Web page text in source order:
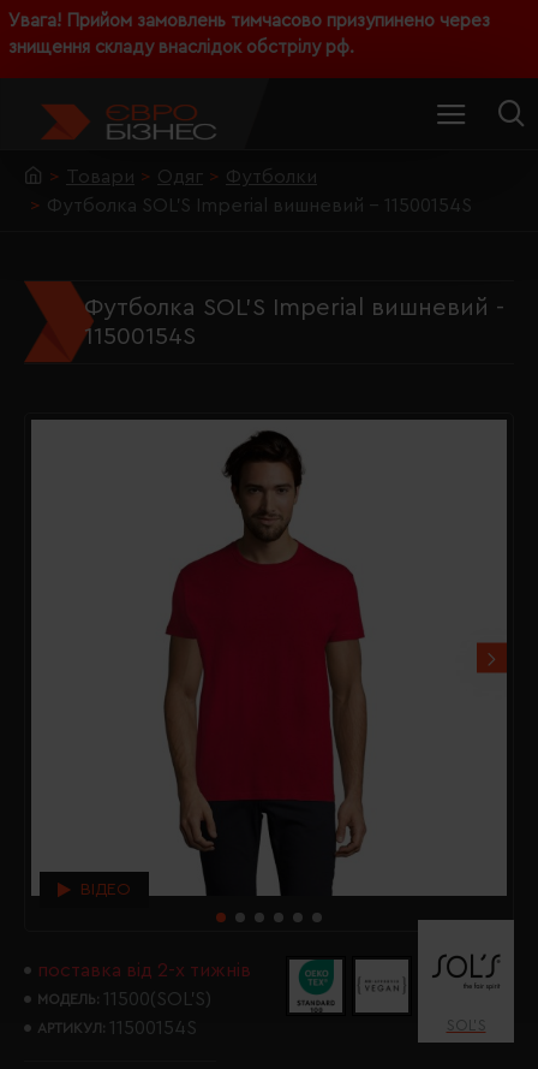
Увага! Прийом замовлень тимчасово призупинено через
знищення складу внаслідок обстрілу рф.
Товари Одяг
Футболки
Футболка SOL'S Imperial вишневий - 11500154S
Футболка SOL'S Imperial вишневий -
11500154S
ВІДЕО
поставка від 2-х тижнів
МОДЕЛЬ: 11500(SOL’S)
АРТИКУЛ: 11500154S SOL’S